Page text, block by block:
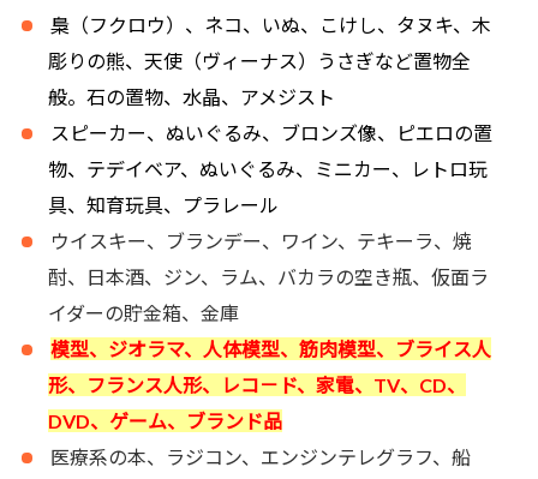
梟（フクロウ）、ネコ、いぬ、こけし、タヌキ、木
彫りの熊、天使（ヴィーナス）うさぎなど置物全
般。石の置物、水晶、アメジスト
スピーカー、ぬいぐるみ、ブロンズ像、ピエロの置
物、テデイベア、ぬいぐるみ、ミニカー、レトロ玩
具、知育玩具、プラレール
ウイスキー、ブランデー、ワイン、テキーラ、焼
酎、日本酒、ジン、ラム、バカラの空き瓶、仮面ラ
イダーの貯金箱、金庫
模型、ジオラマ、人体模型、筋肉模型、ブライス人
形、フランス人形、レコ－ド、家電、TV、CD、
DVD、ゲーム、ブランド品
医療系の本、ラジコン、エンジンテレグラフ、船